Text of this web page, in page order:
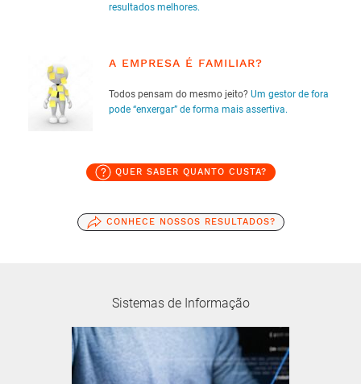
resultados melhores.
A EMPRESA É FAMILIAR?
Todos pensam do mesmo jeito? Um gestor de fora
pode “enxergar” de forma mais assertiva.
QUER SABER QUANTO CUSTA?
CONHECE NOSSOS RESULTADOS?
Sistemas de Informação